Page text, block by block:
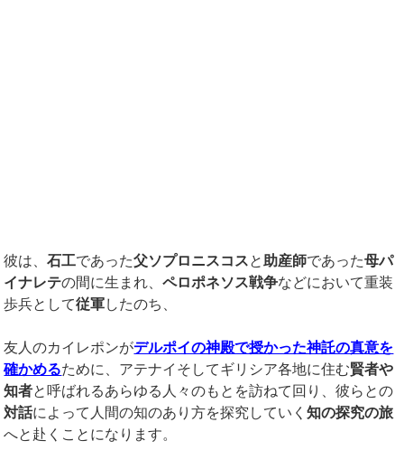
彼は、石工であった父ソプロニスコスと助産師であった母パ
イナレテの間に生まれ、ペロポネソス戦争などにおいて重装
歩兵として従軍したのち、
友人のカイレポンがデルポイの神殿で授かった神託の真意を
確かめるために、アテナイそしてギリシア各地に住む賢者や
知者と呼ばれるあらゆる人々のもとを訪ねて回り、彼らとの
対話によって人間の知のあり方を探究していく知の探究の旅
へと赴くことになります。